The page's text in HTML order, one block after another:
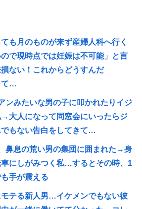
も月のものが来ず産婦人科へ行く
で現時点では妊娠は不可能」と言
ない！これからどうすんだ
て…
ンみたいな男の子に叩かれたりイジ
→大人になって同窓会にいったらジ
もない告白をしてきて…
鼻息の荒い男の集団に囲まれた→身
にしがみつく私…するとその時、1
手が震える
モテる新人男…イケメンでもない彼